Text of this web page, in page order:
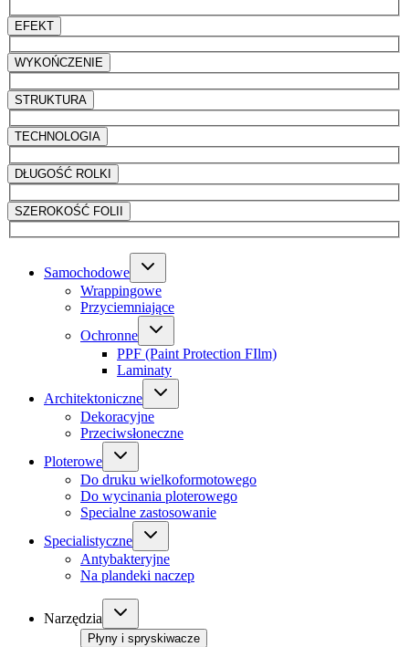
EFEKT
WYKOŃCZENIE
STRUKTURA
TECHNOLOGIA
DŁUGOŚĆ ROLKI
SZEROKOŚĆ FOLII
Samochodowe
Wrappingowe
Przyciemniające
Ochronne
PPF (Paint Protection FIlm)
Laminaty
Architektoniczne
Dekoracyjne
Przeciwsłoneczne
Ploterowe
Do druku wielkoformotowego
Do wycinania ploterowego
Specialne zastosowanie
Specialistyczne
Antybakteryjne
Na plandeki naczep
Narzędzia
Płyny i spryskiwacze